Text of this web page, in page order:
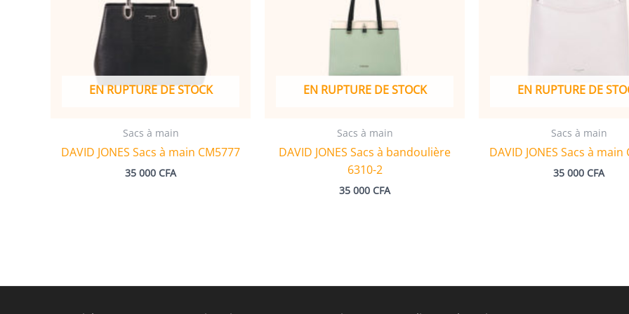
EN RUPTURE DE STOCK
Sacs à main
DAVID JONES Sacs à main CM5777
35 000 CFA
EN RUPTURE DE STOCK
Sacs à main
DAVID JONES Sacs à bandoulière
6310-2
35 000 CFA
EN RUPTURE DE
Sacs à main
DAVID JONES Sacs à main
35 000 CFA